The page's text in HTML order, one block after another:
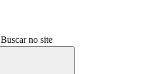
Buscar no site